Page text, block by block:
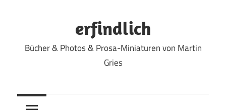
erfindlich
Bücher & Photos & Prosa-Miniaturen von Martin
Gries